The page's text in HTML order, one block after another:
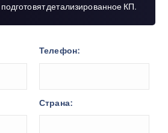
детализированное КП.
Телефон:
Страна: